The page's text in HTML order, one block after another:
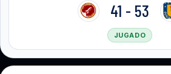
41 - 53
JUGADO